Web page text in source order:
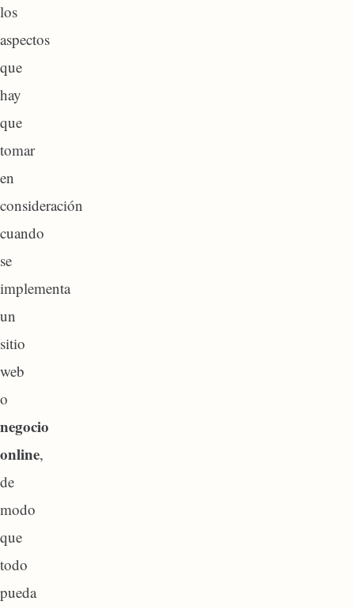
los
aspectos
que
hay
que
tomar
en
consideración
cuando
se
implementa
un
sitio
web
o
negocio
online,
de
modo
que
todo
pueda